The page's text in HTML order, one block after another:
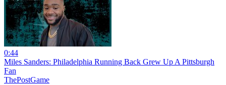
0:44
Miles Sanders: Philadelphia Running Back Grew Up A Pittsburgh
Fan
ThePostGame